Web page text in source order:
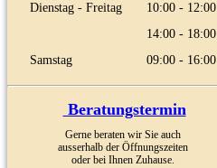
Dienstag - Freitag
10:00 - 12:00
14:00 - 18:00
Samstag
09:00 - 16:00
Beratungstermin
Gerne beraten wir Sie auch
ausserhalb der Öffnungszeiten
oder bei Ihnen Zuhause.